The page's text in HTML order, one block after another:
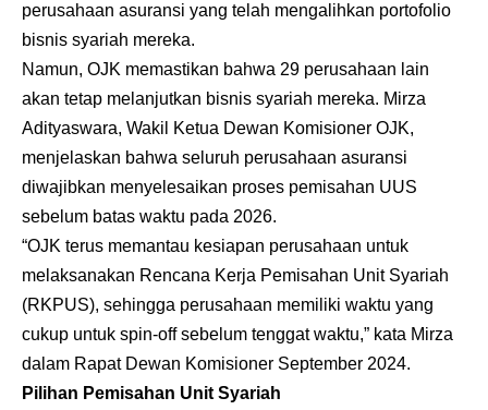
perusahaan asuransi yang telah mengalihkan portofolio
bisnis syariah mereka.
Namun, OJK memastikan bahwa 29 perusahaan lain
akan tetap melanjutkan bisnis syariah mereka. Mirza
Adityaswara, Wakil Ketua Dewan Komisioner OJK,
menjelaskan bahwa seluruh perusahaan asuransi
diwajibkan menyelesaikan proses pemisahan UUS
sebelum batas waktu pada 2026.
“OJK terus memantau kesiapan perusahaan untuk
melaksanakan Rencana Kerja Pemisahan Unit Syariah
(RKPUS), sehingga perusahaan memiliki waktu yang
cukup untuk spin-off sebelum tenggat waktu,” kata Mirza
dalam Rapat Dewan Komisioner September 2024.
Pilihan Pemisahan Unit Syariah